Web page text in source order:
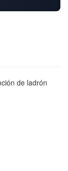
de ladrón